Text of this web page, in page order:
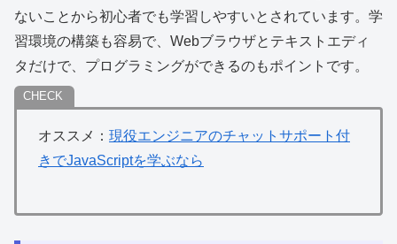
ないことから初心者でも学習しやすいとされています。学
習環境の構築も容易で、Webブラウザとテキストエディ
タだけで、プログラミングができるのもポイントです。
オススメ： 現役エンジニアのチャットサポート付
きでJavaScriptを学ぶなら